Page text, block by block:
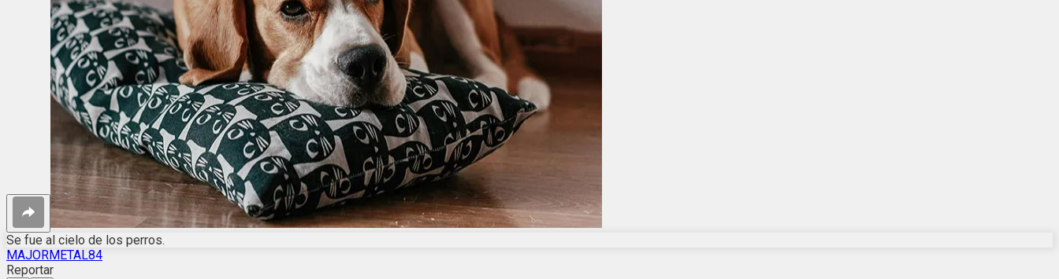
Se fue al cielo de los perros.
MAJORMETAL84
Reportar